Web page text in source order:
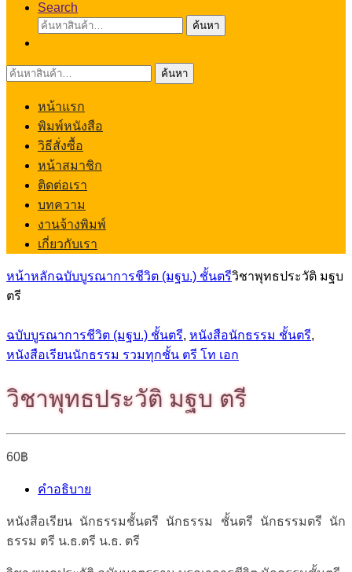
Search
ค้นหา:
ค้นหา
ค้นหา: ค้นหา
หน้าแรก
พิมพ์หนังสือ
วิธีสั่งซื้อ
หน้าสมาชิก
ติดต่อเรา
บทความ
งานจ้างพิมพ์
เกี่ยวกับเรา
หน้าหลักฉบับบูรณาการชีวิต (มฐบ.) ชั้นตรีวิชาพุทธประวัติ มฐบ
ตรี
ฉบับบูรณาการชีวิต (มฐบ.) ชั้นตรี, หนังสือนักธรรม ชั้นตรี,
หนังสือเรียนนักธรรม รวมทุกชั้น ตรี โท เอก
วิชาพุทธประวัติ มฐบ ตรี
60฿
คำอธิบาย
หนังสือเรียน นักธรรมชั้นตรี นักธรรม ชั้นตรี นักธรรมตรี นัก
ธรรม ตรี น.ธ.ตรี น.ธ. ตรี